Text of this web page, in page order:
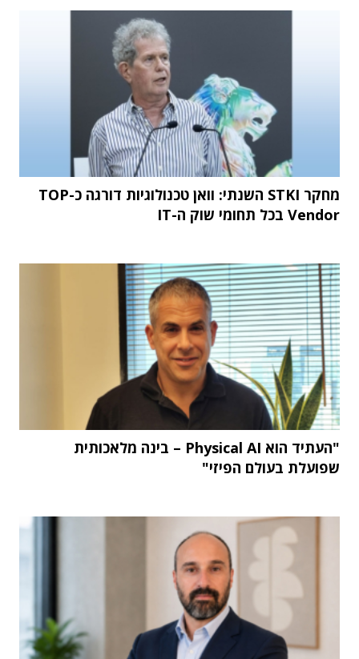
מחקר STKI השנתי: וואן טכנולוגיות דורגה כ-TOP
Vendor בכל תחומי שוק ה-IT
"העתיד הוא Physical AI – בינה מלאכותית
שפועלת בעולם הפיזי"